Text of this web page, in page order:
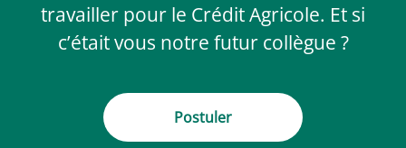
travailler pour le Crédit Agricole. Et si
c’était vous notre futur collègue ?
Postuler